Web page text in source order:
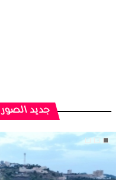
جديد الصور